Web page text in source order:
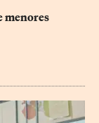
menores